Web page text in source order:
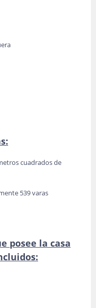
cuadrados de
539 varas
posee la casa